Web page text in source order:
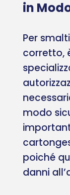
in
Per
corretto,
modo
poiché
danni